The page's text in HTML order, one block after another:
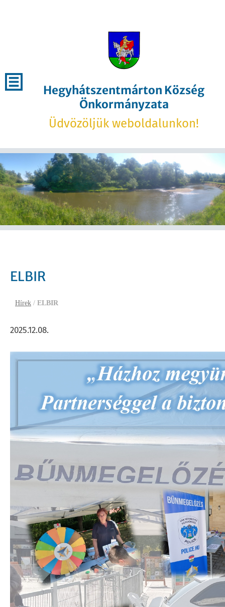
Hegyhátszentmárton Község
Önkormányzata
Üdvözöljük weboldalunkon!
ELBIR
Hírek / ELBIR
2025.12.08.